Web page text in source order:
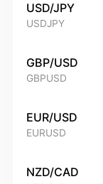
USD/JPY
USDJPY
GBP/USD
GBPUSD
EUR/USD
EURUSD
NZD/CAD